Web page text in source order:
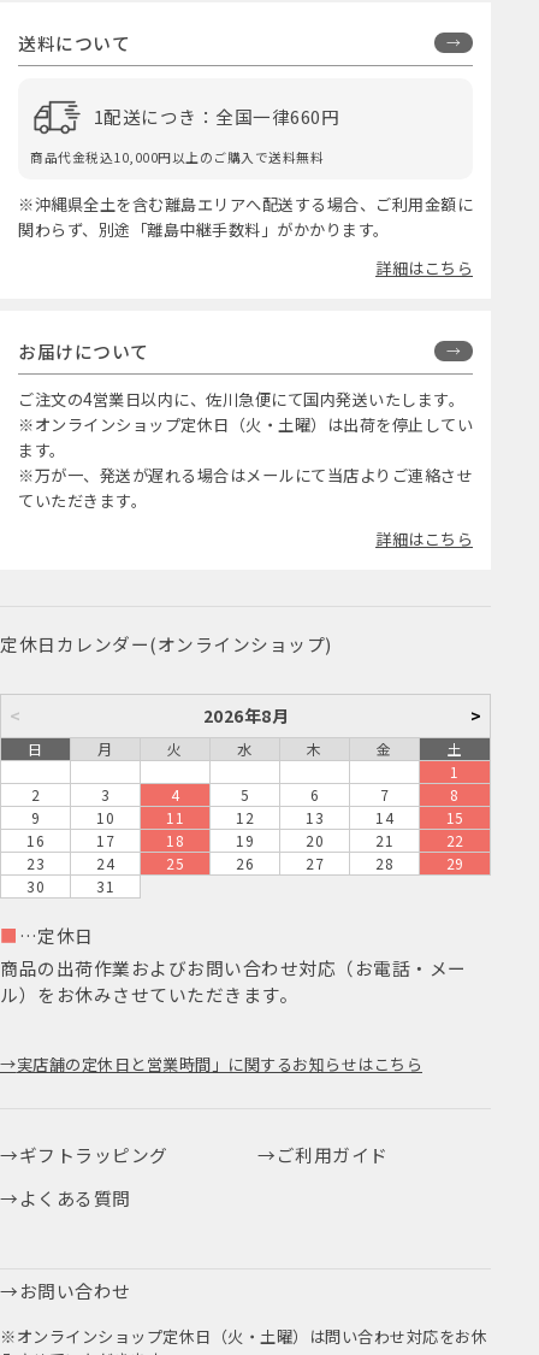
送料について
1配送につき：全国一律660円
商品代金税込10,000円以上のご購入で送料無料
※沖縄県全土を含む離島エリアへ配送する場合、ご利用金額に
関わらず、別途「離島中継手数料」がかかります。
詳細はこちら
お届けについて
ご注文の4営業日以内に、佐川急便にて国内発送いたします。
※オンラインショップ定休日（火・土曜）は出荷を停止してい
ます。
※万が一、発送が遅れる場合はメールにて当店よりご連絡させ
ていただきます。
詳細はこちら
定休日カレンダー(オンラインショップ)
< 2026年8月 >
日 月 火 水 木 金
土
1
2
3 4 5 6 7
8
9
10 11 12 13 14
15
16
17 18 19 20 21
22
23
24 25 26 27 28
29
30
31
■ …定休日
商品の出荷作業およびお問い合わせ対応（お電話・メー
ル）をお休みさせていただきます。
実店舗の定休日と営業時間」に関するお知らせはこちら
ギフトラッピング
ご利用ガイド
よくある質問
お問い合わせ
※オンラインショップ定休日（火・土曜）は問い合わせ対応をお休